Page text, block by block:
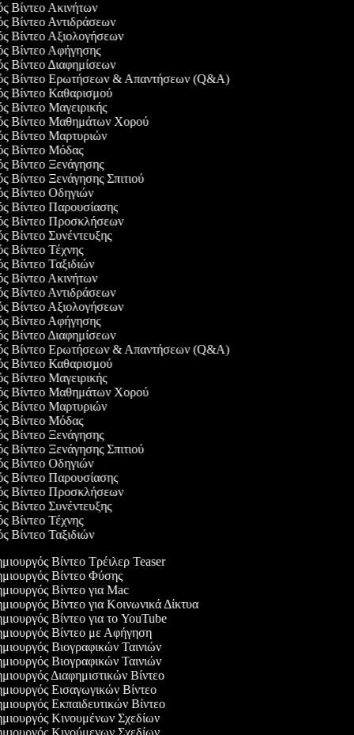
Βίντεο Ακινήτων
Βίντεο Αντιδράσεων
Βίντεο Αξιολογήσεων
Βίντεο Αφήγησης
Βίντεο Διαφημίσεων
Βίντεο Ερωτήσεων & Απαντήσεων (Q&A)
Βίντεο Καθαρισμού
Βίντεο Μαγειρικής
Βίντεο Μαθημάτων Χορού
Βίντεο Μαρτυριών
Βίντεο Μόδας
Βίντεο Ξενάγησης
Βίντεο Ξενάγησης Σπιτιού
Βίντεο Οδηγιών
Βίντεο Παρουσίασης
Βίντεο Προσκλήσεων
Βίντεο Συνέντευξης
Βίντεο Τέχνης
Βίντεο Ταξιδιών
Βίντεο Ακινήτων
Βίντεο Αντιδράσεων
Βίντεο Αξιολογήσεων
Βίντεο Αφήγησης
Βίντεο Διαφημίσεων
Βίντεο Ερωτήσεων & Απαντήσεων (Q&A)
Βίντεο Καθαρισμού
Βίντεο Μαγειρικής
Βίντεο Μαθημάτων Χορού
Βίντεο Μαρτυριών
Βίντεο Μόδας
Βίντεο Ξενάγησης
Βίντεο Ξενάγησης Σπιτιού
Βίντεο Οδηγιών
Βίντεο Παρουσίασης
Βίντεο Προσκλήσεων
Βίντεο Συνέντευξης
Βίντεο Τέχνης
Βίντεο Ταξιδιών
Βίντεο Τρέιλερ Teaser
Βίντεο Φύσης
Βίντεο για Mac
Βίντεο για Κοινωνικά Δίκτυα
Βίντεο για το YouTube
Βίντεο με Αφήγηση
Βιογραφικών Ταινιών
Βιογραφικών Ταινιών
Διαφημιστικών Βίντεο
Εισαγωγικών Βίντεο
Εκπαιδευτικών Βίντεο
Κινουμένων Σχεδίων